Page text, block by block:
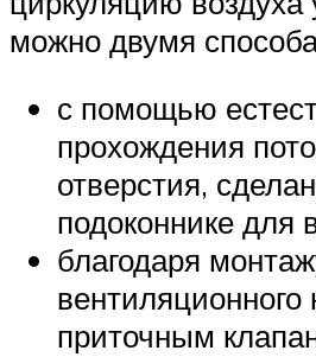
можно двумя
с помощью
прохождения
отверстия,
подоконнике для
благодаря
вентиляционного
приточным